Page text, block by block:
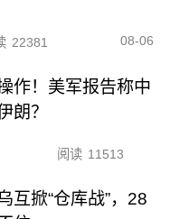
22381 08-06
作！美军报告称中
朗？
阅读 11513
互掀“仓库战”，28